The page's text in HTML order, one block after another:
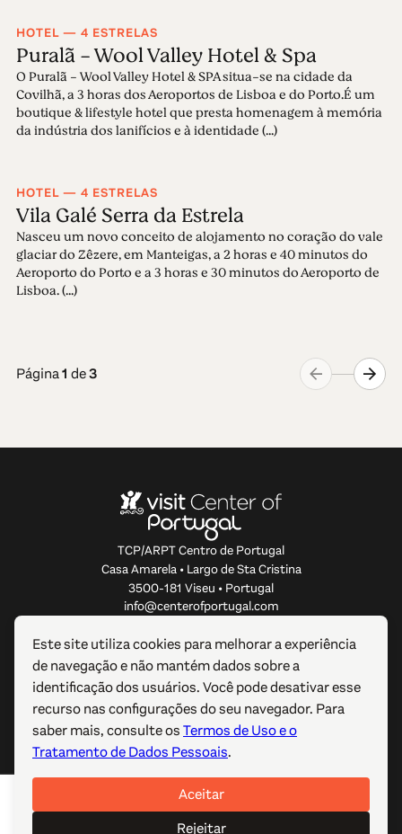
HOTEL — 4 ESTRELAS
Puralã - Wool Valley Hotel & Spa
O Puralã - Wool Valley Hotel & SPA situa-se na cidade da
Covilhã, a 3 horas dos Aeroportos de Lisboa e do Porto.É um
boutique & lifestyle hotel que presta homenagem à memória
da indústria dos lanifícios e à identidade (...)
HOTEL — 4 ESTRELAS
Vila Galé Serra da Estrela
Nasceu um novo conceito de alojamento no coração do vale
glaciar do Zêzere, em Manteigas, a 2 horas e 40 minutos do
Aeroporto do Porto e a 3 horas e 30 minutos do Aeroporto de
Lisboa. (...)
Página1 de3
TCP/ARPT Centro de Portugal
Casa Amarela • Largo de Sta Cristina
3500-181 Viseu • Portugal
info@centerofportugal.com
SOBRE ESTE WEBSITE
LIGAÇÕES ÚTEIS
SIGA-NOS
© 2012-2026 TCP/ARPT Centro de Portugal. Todos os
direitos reservados. Made byGOMO Digital
Este site utiliza cookies para melhorar a experiência
de navegação e não mantém dados sobre a
identificação dos usuários. Você pode desativar esse
recurso nas configurações do seu navegador. Para
saber mais, consulte osTermos de Uso e o
Tratamento de Dados Pessoais.
Aceitar
Rejeitar